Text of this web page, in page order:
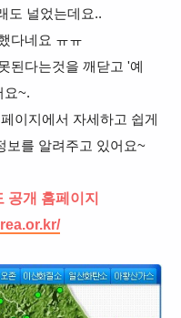
도 널었는데요..
다네요 ㅠㅠ
된다는것을 깨닫고 '예
요~.
이지에서 자세하고 쉽게
보를 알려주고 있어요~
공개 홈페이지